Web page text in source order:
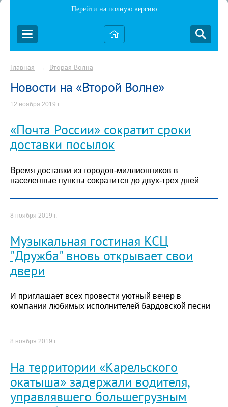
Перейти на полную версию
Главная → Вторая Волна
Новости на «Второй Волне»
12 ноября 2019 г.
«Почта России» сократит сроки
доставки посылок
Время доставки из городов-миллионников в
населенные пункты сократится до двух-трех дней
8 ноября 2019 г.
Музыкальная гостиная КСЦ
"Дружба" вновь открывает свои
двери
И приглашает всех провести уютный вечер в
компании любимых исполнителей бардовской песни
8 ноября 2019 г.
На территории «Карельского
окатыша» задержали водителя,
управлявшего большегрузным